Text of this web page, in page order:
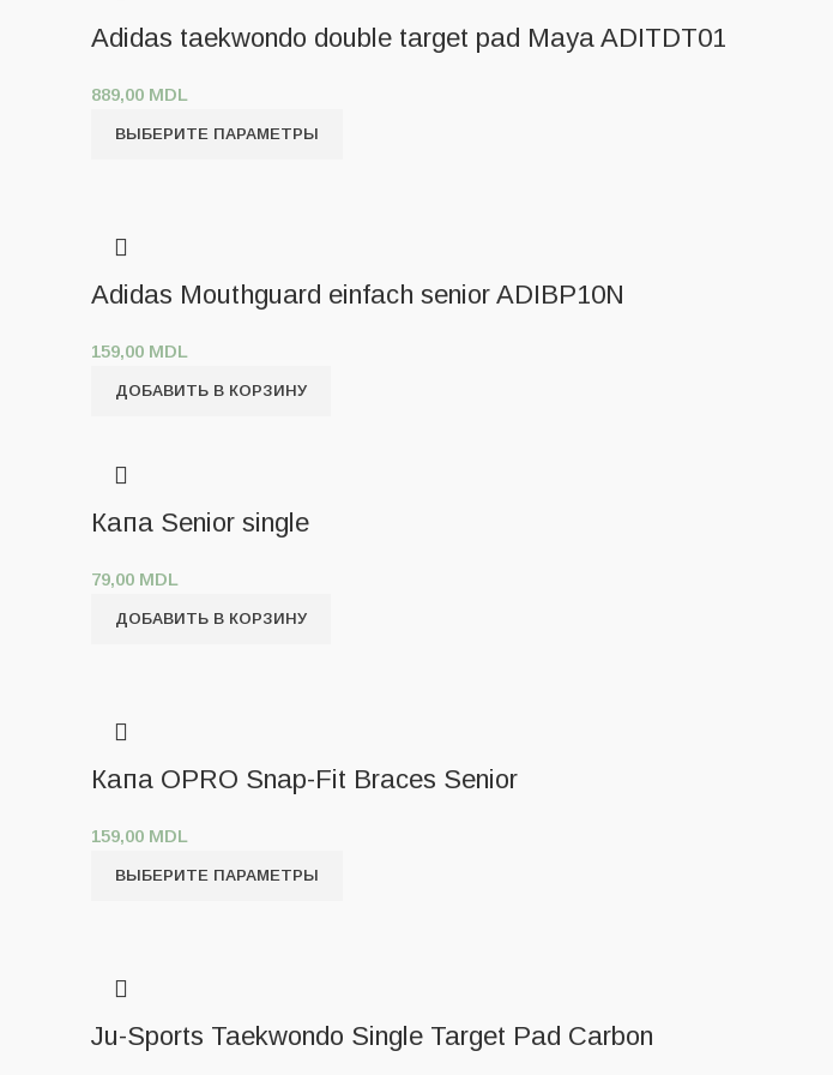
Adidas taekwondo double target pad Maya ADITDT01
889,00 MDL
ВЫБЕРИТЕ ПАРАМЕТРЫ
Adidas Mouthguard einfach senior ADIBP10N
159,00 MDL
ДОБАВИТЬ В КОРЗИНУ
Капа Senior single
79,00 MDL
ДОБАВИТЬ В КОРЗИНУ
Капа OPRO Snap-Fit Braces Senior
159,00 MDL
ВЫБЕРИТЕ ПАРАМЕТРЫ
Ju-Sports Taekwondo Single Target Pad Carbon